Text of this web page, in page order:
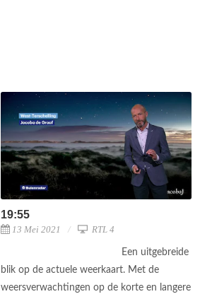
19:55
13 Mei 2021 RTL 4
Een uitgebreide
blik op de actuele weerkaart. Met de
weersverwachtingen op de korte en langere